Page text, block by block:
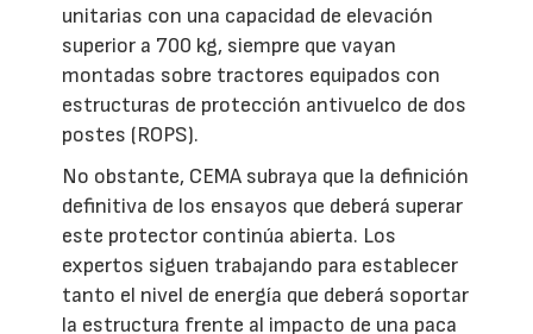
unitarias con una capacidad de elevación
superior a 700 kg, siempre que vayan
montadas sobre tractores equipados con
estructuras de protección antivuelco de dos
postes (ROPS).
No obstante, CEMA subraya que la definición
definitiva de los ensayos que deberá superar
este protector continúa abierta. Los
expertos siguen trabajando para establecer
tanto el nivel de energía que deberá soportar
la estructura frente al impacto de una paca